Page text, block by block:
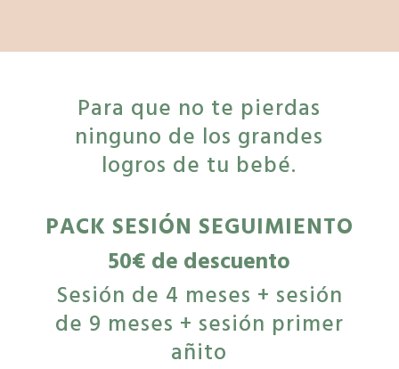
Para que no te pierdas
ninguno de los grandes
logros de tu bebé.
PACK SESIÓN SEGUIMIENTO
50€ de descuento
Sesión de 4 meses + sesión
de 9 meses + sesión primer
añito